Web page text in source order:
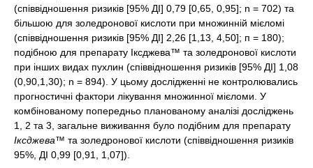
(співвідношення ризиків [95% ДІ] 0,79 [0,65, 0,95]; n = 702) та
більшою для золедронової кислоти при множинній мієломі
(співвідношення ризиків [95% ДІ] 2,26 [1,13, 4,50]; п = 180);
подібною для препарату Іксджева™ та золедронової кислоти
при інших видах пухлин (співвідношення ризиків [95% ДІ] 1,08
(0,90,1,30); n = 894). У цьому дослідженні не контролювались
прогностичні фактори лікування множинної мієломи. У
комбінованому попередньо планованому аналізі досліджень
1, 2 та 3, загальне виживання було подібним для препарату
Іксджева™ та золедронової кислоти (співвідношення ризиків
95%, ДІ 0,99 [0,91, 1,07]).